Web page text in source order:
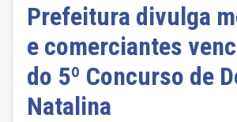
Prefeitura divulga
e comerciantes
do 5º Concurso de
Natalina